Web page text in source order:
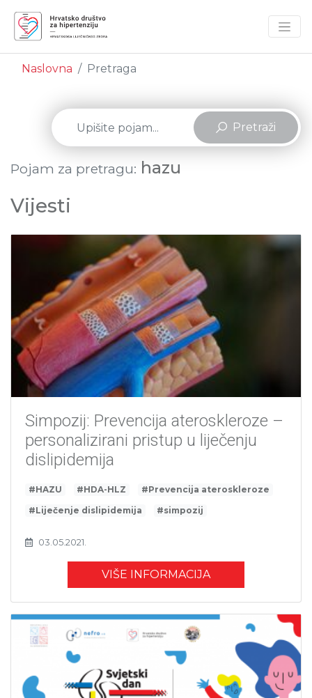
Naslovna Pretraga
Pretraži
Pojam za pretragu: hazu
Vijesti
Simpozij: Prevencija ateroskleroze –
personalizirani pristup u liječenju
dislipidemija
#HAZU #HDA-HLZ
#Prevencija ateroskleroze
#Liječenje dislipidemija
#simpozij
03.05.2021.
VIŠE INFORMACIJA